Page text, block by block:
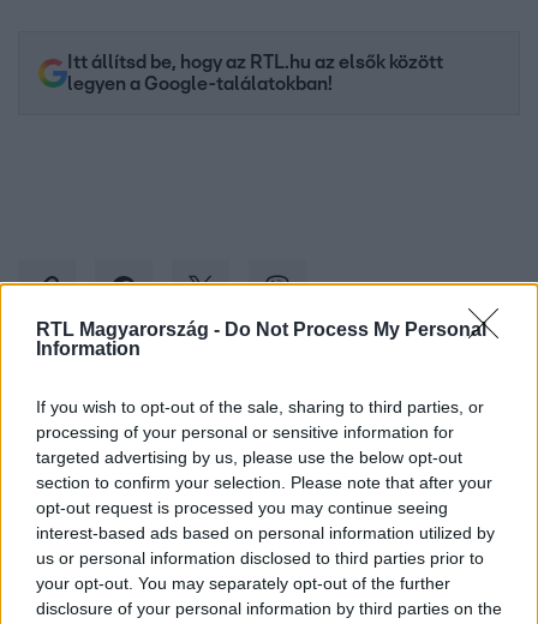
RTL Magyarország - Do Not Process My Personal
Information
If you wish to opt-out of the sale, sharing to third parties, or
processing of your personal or sensitive information for
targeted advertising by us, please use the below opt-out
section to confirm your selection. Please note that after your
opt-out request is processed you may continue seeing
interest-based ads based on personal information utilized by
us or personal information disclosed to third parties prior to
your opt-out. You may separately opt-out of the further
disclosure of your personal information by third parties on the
Itt állítsd be, hogy az RTL.hu az elsők között
legyen a Google-találatokban!
Kövess minket, és értesülj a friss hírekről a
Facebookon is!
Követem